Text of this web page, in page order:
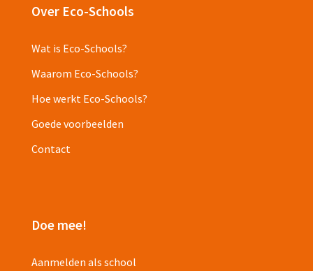
Over Eco-Schools
Wat is Eco-Schools?
Waarom Eco-Schools?
Hoe werkt Eco-Schools?
Goede voorbeelden
Contact
Doe mee!
Aanmelden als school